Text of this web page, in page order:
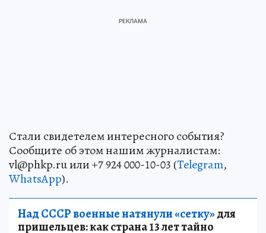
Стали свидетелем интересного события?
Сообщите об этом нашим журналистам:
vl@phkp.ru или +7 924 000-10-03 (Telegram,
WhatsApp).
Над СССР военные натянули «сетку»для
пришельцев: как страна 13 лет тайно